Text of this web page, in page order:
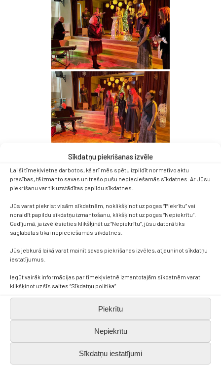
Sīkdatņu piekrišanas izvēle
Lai šī tīmekļvietne darbotos, kā arī mēs spētu izpildīt normatīvo aktu
prasības, tā izmanto savas un trešo pušu nepieciešamās sīkdatnes. Ar Jūsu
piekrišanu var tik uzstādītas papildu sīkdatnes.
Jūs varat piekrist visām sīkdatnēm, noklikšķinot uz pogas “Piekrītu” vai
noraidīt papildu sīkdatņu izmantošanu, klikšķinot uz pogas “Nepiekrītu”.
Gadījumā, ja izvēlēsieties klikšķināt uz “Nepiekrītu”, jūsu datorā tiks
saglabātas tikai nepieciešamās sīkdatnes.
Jūs jebkurā laikā varat mainīt savas piekrišanas izvēles, atjauninot sīkdatņu
iestatījumus.
Iegūt vairāk informācijas par tīmekļvietnē izmantotajām sīkdatnēm varat
klikšķinot uz šīs saites “Sīkdatņu politika”
Piekrītu
Nepiekrītu
Sīkdatņu iestatījumi